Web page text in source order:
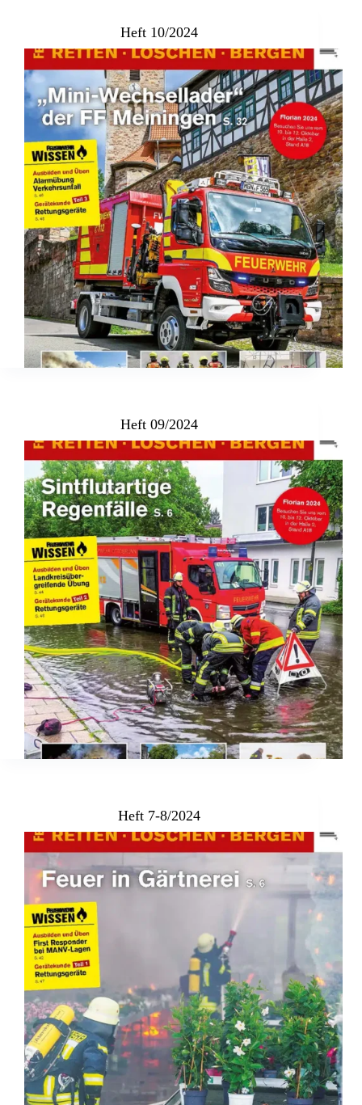
Heft 10/2024
Heft 09/2024
Heft 7-8/2024